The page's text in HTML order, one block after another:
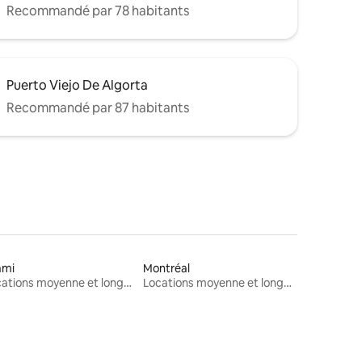
Recommandé par 78 habitants
Puerto Viejo De Algorta
Recommandé par 87 habitants
Locations moyenne et longue durée
Montréal
Locations moyenne et longue durée